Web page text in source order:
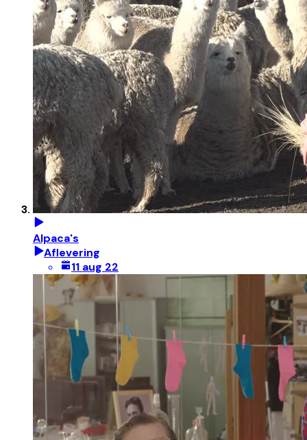
Alpaca's
Aflevering
11 aug 22